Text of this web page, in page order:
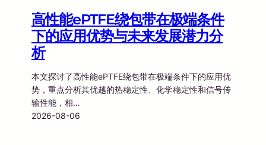
高性能ePTFE绕包带在极端条件
下的应用优势与未来发展潜力分
析
本文探讨了高性能ePTFE绕包带在极端条件下的应用优
势，重点分析其优越的热稳定性、化学稳定性和信号传
输性能，相…
2026-08-06